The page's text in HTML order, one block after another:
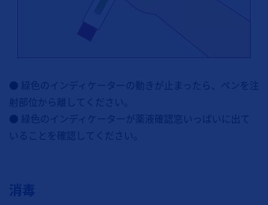
● 緑色のインディケーターの動きが止まったら、ペンを注
射部位から離してください。
● 緑色のインディケーターが薬液確認窓いっぱいに出て
いることを確認してください。
消毒